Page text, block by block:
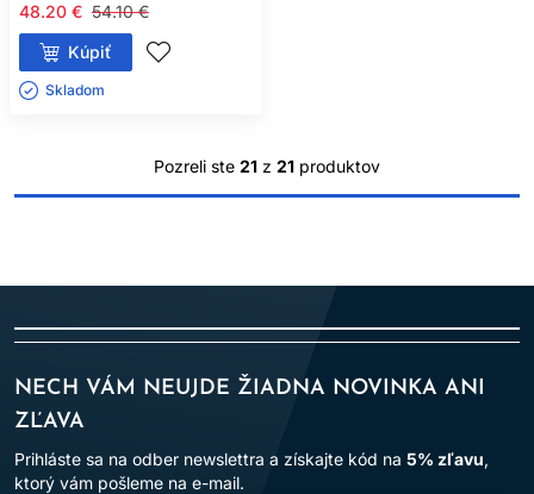
54.10 €
48.20 €
Kúpiť
Skladom ㅤ
Pozreli ste 21 z 21 produktov
NECH VÁM NEUJDE ŽIADNA NOVINKA ANI
ZĽAVA
Prihláste sa na odber newslettra a získajte kód na 5% zľavu,
ktorý vám pošleme na e-mail.